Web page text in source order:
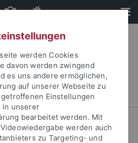
... Projekte
werden Cookies
davon werden zwingend
es uns andere ermöglichen,
auf unserer Webseite zu
Einstellungen
in unserer
bearbeitet werden. Mit
werden auch
zu Targeting- und